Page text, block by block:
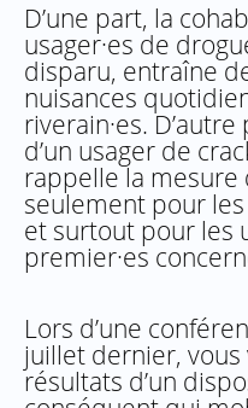
D’une part, la
usager·es de
disparu, entraîne
nuisances
riverain·es.
d’un usager de
rappelle la mesure
seulement pour les
et surtout pour les
premier·es
Lors d’une
juillet dernier,
résultats d’un